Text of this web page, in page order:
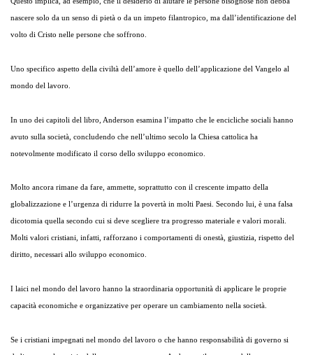
nascere solo da un senso di pietà o da un impeto filantropico, ma dall’identificazione del
volto di Cristo nelle persone che soffrono.
Uno specifico aspetto della civiltà dell’amore è quello dell’applicazione del Vangelo al
mondo del lavoro.
In uno dei capitoli del libro, Anderson esamina l’impatto che le encicliche sociali hanno
avuto sulla società, concludendo che nell’ultimo secolo la Chiesa cattolica ha
notevolmente modificato il corso dello sviluppo economico.
Molto ancora rimane da fare, ammette, soprattutto con il crescente impatto della
globalizzazione e l’urgenza di ridurre la povertà in molti Paesi. Secondo lui, è una falsa
dicotomia quella secondo cui si deve scegliere tra progresso materiale e valori morali.
Molti valori cristiani, infatti, rafforzano i comportamenti di onestà, giustizia, rispetto del
diritto, necessari allo sviluppo economico.
I laici nel mondo del lavoro hanno la straordinaria opportunità di applicare le proprie
capacità economiche e organizzative per operare un cambiamento nella società.
Se i cristiani impegnati nel mondo del lavoro o che hanno responsabilità di governo si